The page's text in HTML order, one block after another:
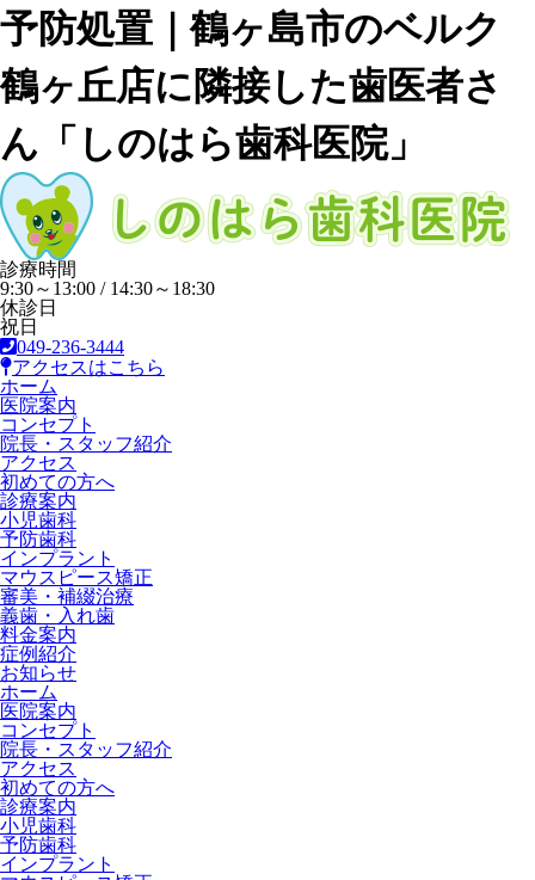
予防処置｜鶴ヶ島市のベルク
鶴ヶ丘店に隣接した歯医者さ
ん「しのはら歯科医院」
診療時間
9:30～13:00 / 14:30～18:30
休診日
祝日
049-236-3444
アクセスはこちら
ホーム
医院案内
コンセプト
院長・スタッフ紹介
アクセス
初めての方へ
診療案内
小児歯科
予防歯科
インプラント
マウスピース矯正
審美・補綴治療
義歯・入れ歯
料金案内
症例紹介
お知らせ
ホーム
医院案内
コンセプト
院長・スタッフ紹介
アクセス
初めての方へ
診療案内
小児歯科
予防歯科
インプラント